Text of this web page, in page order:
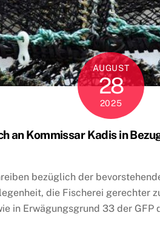
AUGUST
28
2025
an Kommissar Kadis in
bezüglich der
die Fischerei gerechter
in Erwägungsgrund 33 der GFP